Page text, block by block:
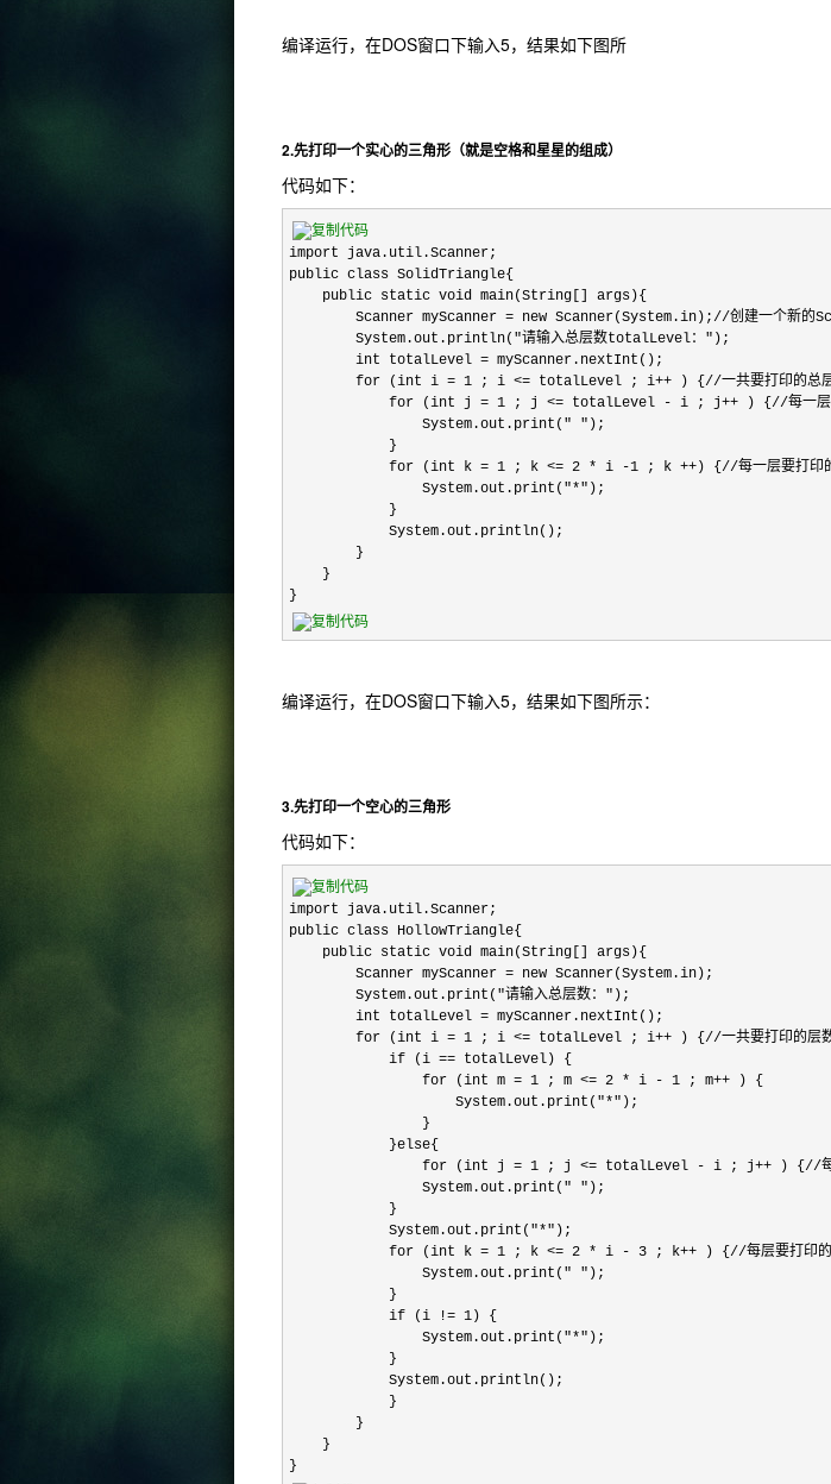
编译运行，在DOS窗口下输入5，结果如下图所
2.先打印一个实心的三角形（就是空格和星星的组成）
代码如下：
import java.util.Scanner;
public class SolidTriangle{
    public static void main(String[] args){
Scanner myScanner = new Scanner(System.in);//创建一个新的
        System.out.println("请输入总层数totalLevel：");
        int totalLevel = myScanner.nextInt();
for (int i = 1 ; i <= totalLevel ; i++ ) {//一共要打印的总
for (int j = 1 ; j <= totalLevel - i ; j++ ) {//每一层
                System.out.print(" ");
            }
for (int k = 1 ; k <= 2 * i -1 ; k ++) {//每一层要打印的
                System.out.print("*");
            }
            System.out.println();
        }
    }
}
编译运行，在DOS窗口下输入5，结果如下图所示：
3.先打印一个空心的三角形
代码如下：
import java.util.Scanner;
public class HollowTriangle{
    public static void main(String[] args){
        Scanner myScanner = new Scanner(System.in);
        System.out.print("请输入总层数：");
        int totalLevel = myScanner.nextInt();
for (int i = 1 ; i <= totalLevel ; i++ ) {//一共要打印的层
            if (i == totalLevel) {
                for (int m = 1 ; m <= 2 * i - 1 ; m++ ) {
                    System.out.print("*");
                }
            }else{
for (int j = 1 ; j <= totalLevel - i ; j++ ) {//每
                System.out.print(" ");
            }
            System.out.print("*");
for (int k = 1 ; k <= 2 * i - 3 ; k++ ) {//每层要打印的
                System.out.print(" ");
            }
            if (i != 1) {
                System.out.print("*");
            }
            System.out.println();
            }
        }
    }
}